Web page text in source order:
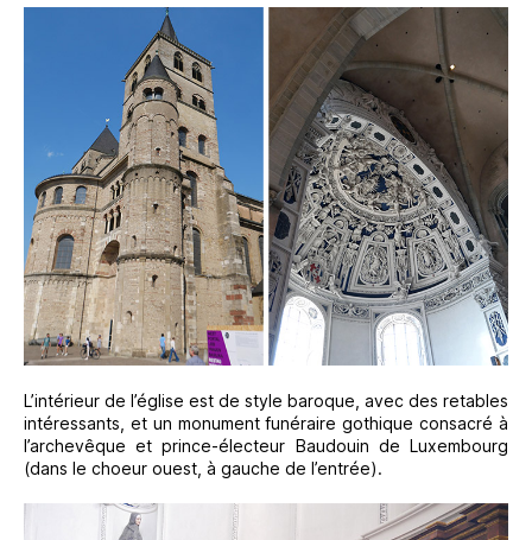
L’intérieur de l’église est de style baroque, avec des retables
intéressants, et un monument funéraire gothique consacré à
l’archevêque et prince-électeur Baudouin de Luxembourg
(dans le choeur ouest, à gauche de l’entrée).